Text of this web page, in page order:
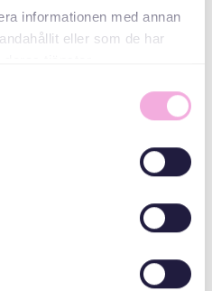
informationen med annan
eller som de har